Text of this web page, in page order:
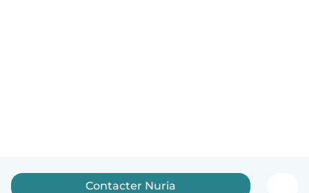
Contacter Nuria